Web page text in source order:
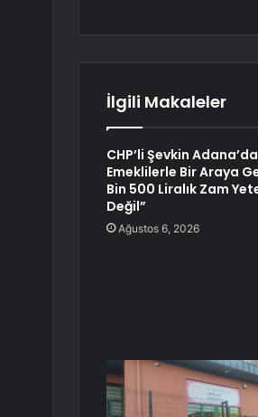
İlgili Makaleler
CHP’li Şevkin Adana’da
Emeklilerle Bir Araya
Bin 500 Liralık Zam
Değil”
Ağustos 6, 2026